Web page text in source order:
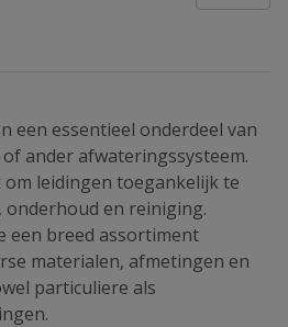
een essentieel onderdeel van
ander afwateringssysteem.
leidingen toegankelijk te
onderhoud en reiniging.
een breed assortiment
materialen, afmetingen en
particuliere als